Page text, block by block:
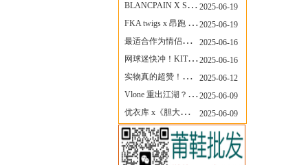
BLANCPAIN X SWATCH联名款 BIOCERAMIC SCUBA FIFTY FATHOMS 系列推出全新 GREEN ABYSS（碧波洋）腕表
2025-06-19
FKA twigs x 昂跑 联名来了，这三双 Cloud X 你选哪一双？
2025-06-19
最适合作为情侣鞋的New Balance 1906 Loafer出现了！
2025-06-16
网球迷快冲！KITH x Wilson 限量球拍太会设计了
2025-06-16
实物真的超赞！NB 新款 2010 新配色
2025-06-12
Vlone 重出江湖？突然又要联名，谁能想到！
2025-06-09
优衣库 x《胆大党》新品公布，第二季联动周边来了！
2025-06-09